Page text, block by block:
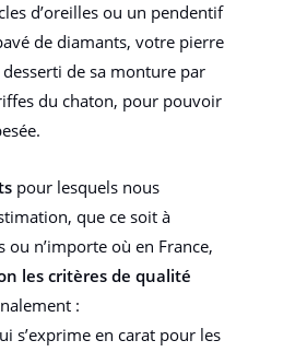
d’oreilles ou un pendentif
de diamants, votre pierre
de sa monture par
du chaton, pour pouvoir
pour lesquels nous
que ce soit à
ou n’importe où en France,
les critères de qualité
:
s’exprime en carat pour les